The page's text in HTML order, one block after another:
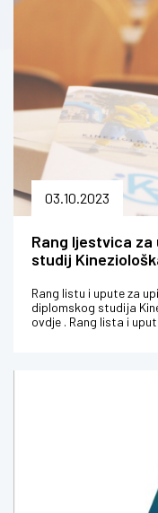
03.10.2023
Rang ljestvica za
studij
Rang listu i upute za
diplomskog studija
ovdje . Rang lista i